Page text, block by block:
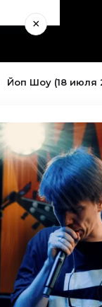
×
Йоп Шоу (18 июля